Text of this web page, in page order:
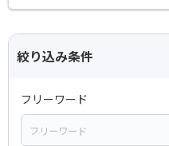
絞り込み条件
フリーワード